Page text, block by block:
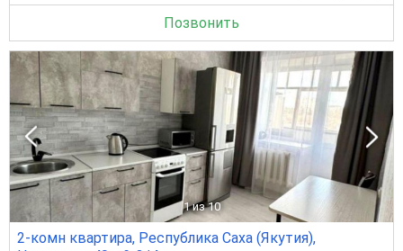
Позвонить
1 из 10
2-комн квартира, Республика Саха (Якутия),